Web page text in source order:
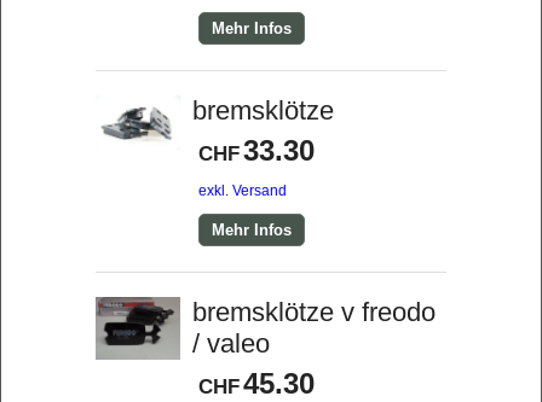
Mehr Infos
bremsklötze
CHF33.30
exkl. Versand
Mehr Infos
bremsklötze v freodo
/ valeo
CHF45.30